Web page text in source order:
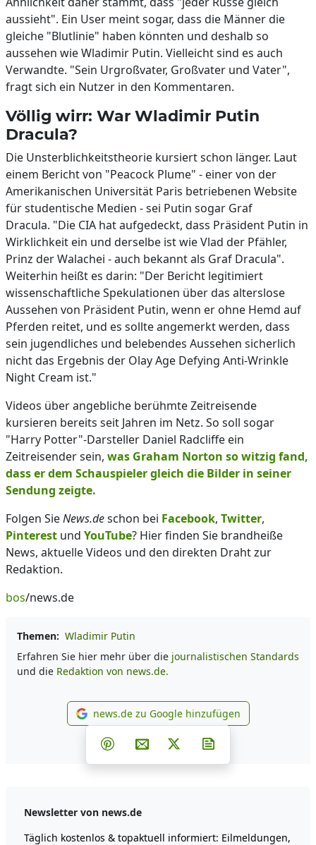
aussieht". Ein User meint sogar, dass die Männer die
gleiche "Blutlinie" haben könnten und deshalb so
aussehen wie Wladimir Putin. Vielleicht sind es auch
Verwandte. "Sein Urgroßvater, Großvater und Vater",
fragt sich ein Nutzer in den Kommentaren.
Völlig wirr: War Wladimir Putin
Dracula?
Die Unsterblichkeitstheorie kursiert schon länger. Laut
einem Bericht von "Peacock Plume" - einer von der
Amerikanischen Universität Paris betriebenen Website
für studentische Medien - sei Putin sogar Graf
Dracula. "Die CIA hat aufgedeckt, dass Präsident Putin in
Wirklichkeit ein und derselbe ist wie Vlad der Pfähler,
Prinz der Walachei - auch bekannt als Graf Dracula".
Weiterhin heißt es darin: "Der Bericht legitimiert
wissenschaftliche Spekulationen über das alterslose
Aussehen von Präsident Putin, wenn er ohne Hemd auf
Pferden reitet, und es sollte angemerkt werden, dass
sein jugendliches und belebendes Aussehen sicherlich
nicht das Ergebnis der Olay Age Defying Anti-Wrinkle
Night Cream ist."
Videos über angebliche berühmte Zeitreisende
kursieren bereits seit Jahren im Netz. So soll sogar
"Harry Potter"-Darsteller Daniel Radcliffe ein
Zeitreisender sein, was Graham Norton so witzig fand,
dass er dem Schauspieler gleich die Bilder in seiner
Sendung zeigte.
Folgen SieNews.deschon bei Facebook, Twitter,
Pinterest und YouTube? Hier finden Sie brandheiße
News, aktuelle Videos und den direkten Draht zur
Redaktion.
bos/news.de
Themen: Wladimir Putin
Erfahren Sie hier mehr über die journalistischen Standards
und die Redaktion von news.de.
news.de zu Google
news.de zu Google hinzufügen
Teilen auf Facebook
Teilen auf Whatsapp
Teilen auf Telegram
Teilen auf Pinterest
Per E-Mail teilen
Post auf X
Newsletter von news.de
Täglich kostenlos & topaktuell informiert: Eilmeldungen,